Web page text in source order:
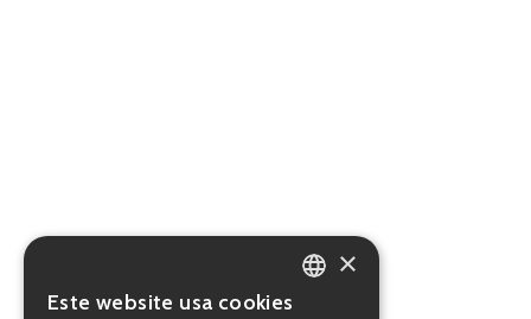
PORTUGUESE
×
Este website usa cookies